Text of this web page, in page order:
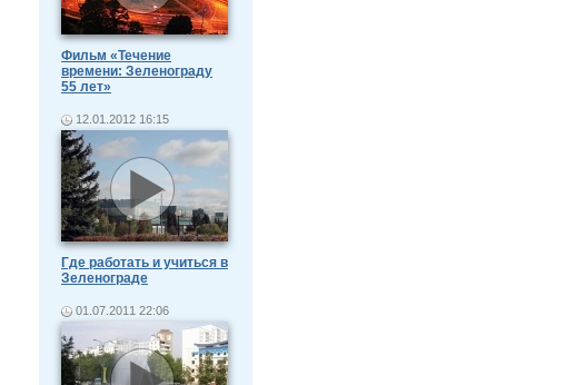
Фильм «Течение
времени: Зеленограду
55 лет»
12.01.2012 16:15
Где работать и учиться в
Зеленограде
01.07.2011 22:06